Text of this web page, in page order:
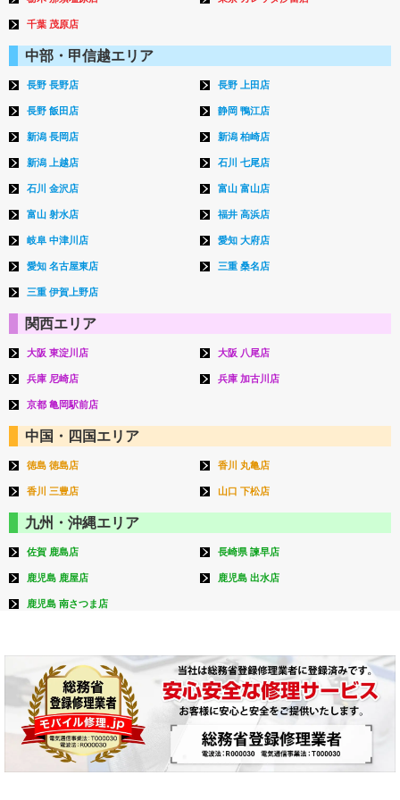
千葉 茂原店
中部・甲信越エリア
長野 長野店 長野 上田店
長野 飯田店 静岡 鴨江店
新潟 長岡店 新潟 柏崎店
新潟 上越店 石川 七尾店
石川 金沢店 富山 富山店
富山 射水店 福井 高浜店
岐阜 中津川店 愛知 大府店
愛知 名古屋東店 三重 桑名店
三重 伊賀上野店
関西エリア
大阪 東淀川店 大阪 八尾店
兵庫 尼崎店 兵庫 加古川店
京都 亀岡駅前店
中国・四国エリア
徳島 徳島店 香川 丸亀店
香川 三豊店 山口 下松店
九州・沖縄エリア
佐賀 鹿島店 長崎県 諫早店
鹿児島 鹿屋店 鹿児島 出水店
鹿児島 南さつま店